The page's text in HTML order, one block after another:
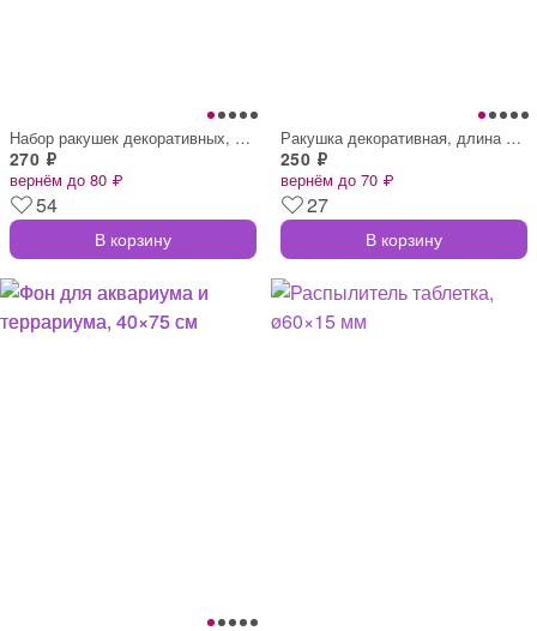
Набор ракушек декоративных, длина 4 см,
270 ₽
вернём до 80 ₽
54
В корзину
Ракушка декоративная, длина 5-6 см, шири
250 ₽
вернём до 70 ₽
27
В корзину